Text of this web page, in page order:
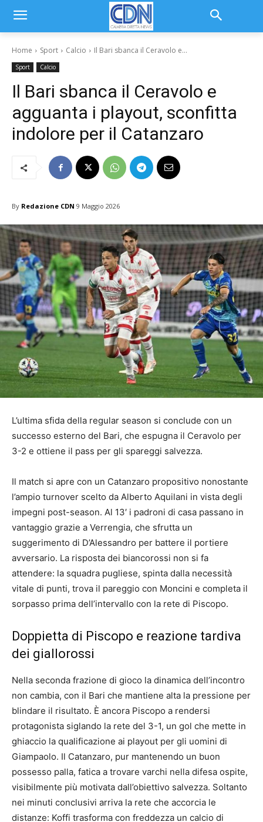
Home Sport Calcio Il Bari sbanca il Ceravolo e...
Sport Calcio
Il Bari sbanca il Ceravolo e
agguanta i playout, sconfitta
indolore per il Catanzaro
By Redazione CDN 9 Maggio 2026
L’ultima sfida della regular season si conclude con un
successo esterno del Bari, che espugna il Ceravolo per
3-2 e ottiene il pass per gli spareggi salvezza.
Il match si apre con un Catanzaro propositivo nonostante
l’ampio turnover scelto da Alberto Aquilani in vista degli
impegni post-season. Al 13′ i padroni di casa passano in
vantaggio grazie a Verrengia, che sfrutta un
suggerimento di D’Alessandro per battere il portiere
avversario. La risposta dei biancorossi non si fa
attendere: la squadra pugliese, spinta dalla necessità
vitale di punti, trova il pareggio con Moncini e completa il
sorpasso prima dell’intervallo con la rete di Piscopo.
Doppietta di Piscopo e reazione tardiva
dei giallorossi
Nella seconda frazione di gioco la dinamica dell’incontro
non cambia, con il Bari che mantiene alta la pressione per
blindare il risultato. È ancora Piscopo a rendersi
protagonista siglando la rete del 3-1, un gol che mette in
ghiaccio la qualificazione ai playout per gli uomini di
Giampaolo. Il Catanzaro, pur mantenendo un buon
possesso palla, fatica a trovare varchi nella difesa ospite,
visibilmente più motivata dall’obiettivo salvezza. Soltanto
nei minuti conclusivi arriva la rete che accorcia le
distanze: Koffi trasforma con freddezza un calcio di